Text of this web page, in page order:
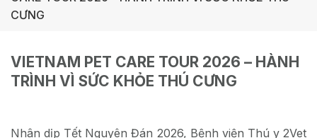
CƯNG
VIETNAM PET CARE TOUR 2026 – HÀNH
TRÌNH VÌ SỨC KHỎE THÚ CƯNG
Nhân dịp Tết Nguyên Đán 2026, Bệnh viện Thú y 2Vet